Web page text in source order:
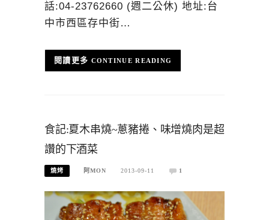
話:04-23762660 (週二公休) 地址:台
中市西區存中街…
CONTINUE READING
食記:夏木串燒~蔥豬捲、味增燒肉是超
讚的下酒菜
燒烤 阿MON 2013-09-11 1